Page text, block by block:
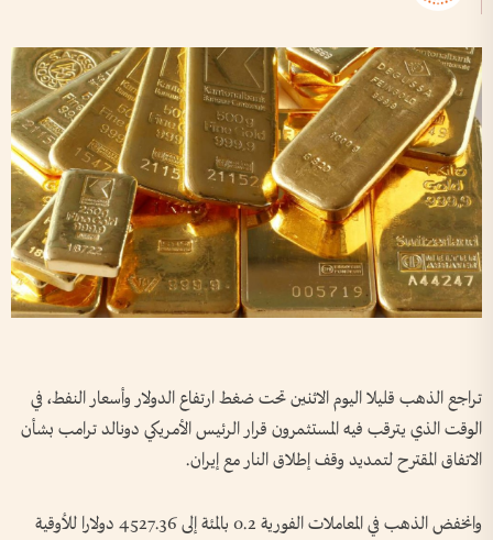
تراجع الذهب قليلا اليوم الاثنين تحت ضغط ارتفاع الدولار وأسعار النفط، في
الوقت الذي ‌يترقب فيه المستثمرون قرار الرئيس الأمريكي دونالد ترامب بشأن
الاتفاق المقترح لتمديد وقف إطلاق النار مع إيران.
وانخفض الذهب في المعاملات الفورية 0.2 بالمئة إلى 4527.36 دولارا للأوقية